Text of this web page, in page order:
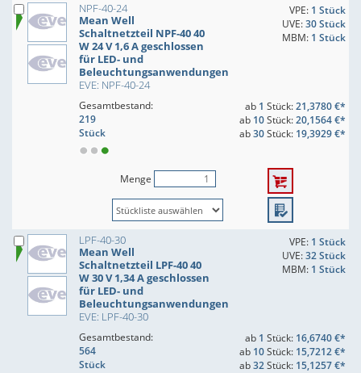
NPF-40-24
Mean Well
Schaltnetzteil NPF-40 40
W 24 V 1,6 A geschlossen
für LED- und
Beleuchtungsanwendungen
EVE: NPF-40-24
VPE: 1 Stück
UVE:30 Stück
MBM: 1 Stück
Gesamtbestand:
219
Stück
ab 1 Stück:21,3780 €*
ab 10Stück:20,1564 €*
ab30Stück: 19,3929 €*
Menge
LPF-40-30
Mean Well
Schaltnetzteil LPF-40 40
W 30 V 1,34 A geschlossen
für LED- und
Beleuchtungsanwendungen
EVE: LPF-40-30
VPE: 1 Stück
UVE:32 Stück
MBM: 1 Stück
Gesamtbestand:
564
Stück
ab 1 Stück: 16,6740 €*
ab 10Stück: 15,7212 €*
ab32Stück: 15,1257 €*